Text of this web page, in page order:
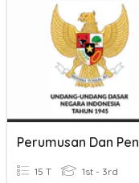
15 T 1st - 3rd